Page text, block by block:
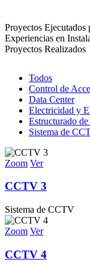
Proyectos Ejecutados
Experiencias en
Proyectos Realizados
Todos
Control de
Data Center
Electricidad y
Estructurado de
Sistema de
Zoom Ver
CCTV 3
Sistema de CCTV
Zoom Ver
CCTV 4